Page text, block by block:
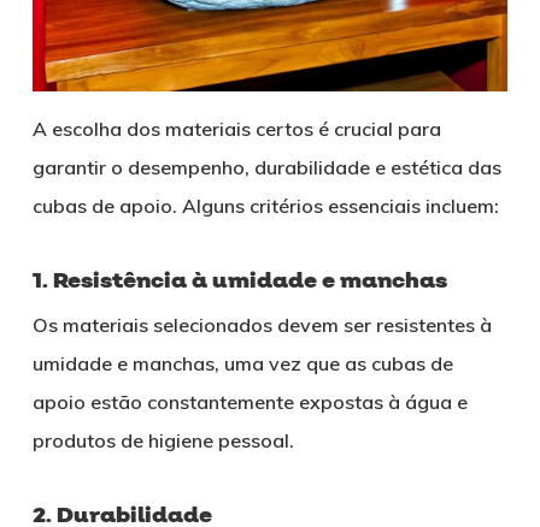
A escolha dos materiais certos é crucial para
garantir o desempenho, durabilidade e estética das
cubas de apoio. Alguns critérios essenciais incluem:
1. Resistência à umidade e manchas
Os materiais selecionados devem ser resistentes à
umidade e manchas, uma vez que as cubas de
apoio estão constantemente expostas à água e
produtos de higiene pessoal.
2. Durabilidade